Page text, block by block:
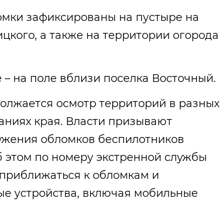
зафиксированы на пустыре на
а также на территории огорода
на поле вблизи поселка Восточный.
осмотр территорий в разных
края. Власти призывают
обломков беспилотников
по номеру экстренной службы
к обломкам и
устройства, включая мобильные